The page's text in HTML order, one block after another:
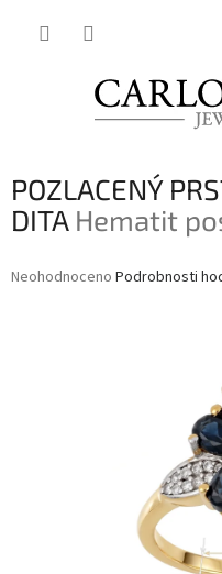
POZLACENÝ
DITA Hematit
Průměrné
Neohodnoceno Podrobnosti